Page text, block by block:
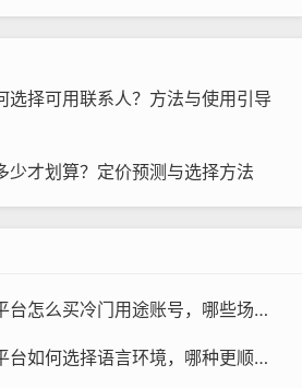
买tg账号, 电报聊天账号购买,wdd
购买渠道时，要确保渠道的安全
息泄露。
选择可用联系人？方法与使用引导
少才划算？定价预测与选择方法
纸飞机账号购买推荐平台怎么买冷门用途账号，哪些场景可用与为何值得研究
纸飞机账号购买推荐平台如何选择语言环境，哪种更顺畅与使用引导指南